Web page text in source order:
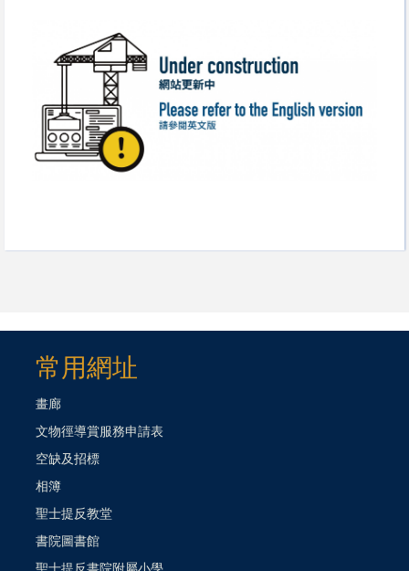
常用網址
畫廊
文物徑導賞服務申請表
空缺及招標
相簿
聖士提反教堂
書院圖書館
聖士提反書院附屬小學